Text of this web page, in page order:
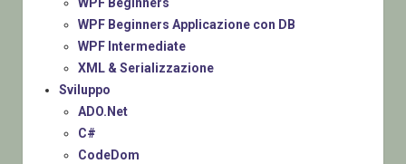
WPF Beginners
WPF Beginners Applicazione con DB
WPF Intermediate
XML & Serializzazione
Sviluppo
ADO.Net
C#
CodeDom